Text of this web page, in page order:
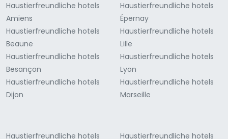
Haustierfreundliche hotels
Amiens
Haustierfreundliche hotels
Beaune
Haustierfreundliche hotels
Besançon
Haustierfreundliche hotels
Dijon
Haustierfreundliche hotels
Épernay
Haustierfreundliche hotels
Lille
Haustierfreundliche hotels
Lyon
Haustierfreundliche hotels
Marseille
Haustierfreundliche hotels Haustierfreundliche hotels